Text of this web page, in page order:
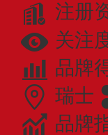
注册
关注
品牌
瑞士
品牌